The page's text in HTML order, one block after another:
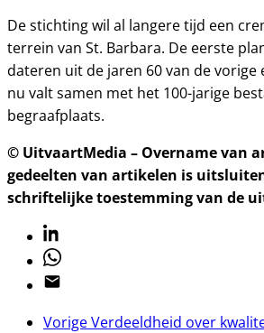
De stichting wil al langere tijd een
terrein van St. Barbara. De eerste
dateren uit de jaren 60 van de vorige
nu valt samen met het 100-jarige
begraafplaats.
© UitvaartMedia – Overname van
gedeelten van artikelen is
schriftelijke toestemming van de
Linkedin
Whatsapp
Email
VorigeVerdeeldheid over